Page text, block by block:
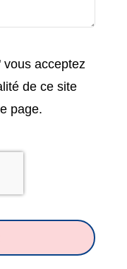
vous acceptez
de ce site
page.